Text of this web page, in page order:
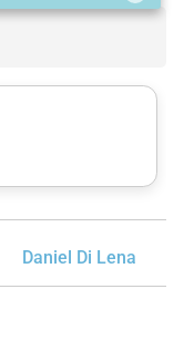
Daniel Di Lena